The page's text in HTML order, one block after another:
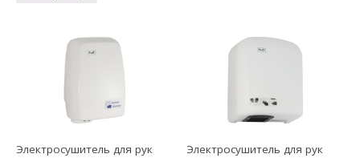
Электросушитель для рук
Электросушитель для рук